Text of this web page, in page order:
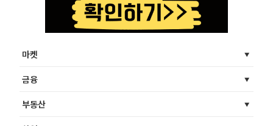
마켓
금융
부동산